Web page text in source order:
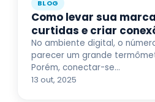
BLOG
Como levar sua
curtidas e criar
No ambiente digital, o
parecer um grande
Porém, conectar-se...
13 out, 2025